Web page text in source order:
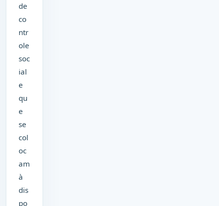
de
co
ntr
ole
soc
ial
e
qu
e
se
col
oc
am
à
dis
po